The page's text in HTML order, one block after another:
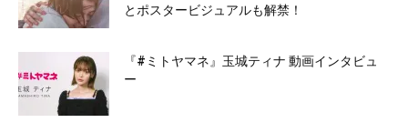
とポスタービジュアルも解禁！
『#ミトヤマネ』玉城ティナ 動画インタビュ
ー